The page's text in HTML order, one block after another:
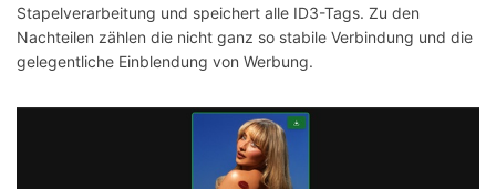
Stapelverarbeitung und speichert alle ID3-Tags. Zu den
Nachteilen zählen die nicht ganz so stabile Verbindung und die
gelegentliche Einblendung von Werbung.